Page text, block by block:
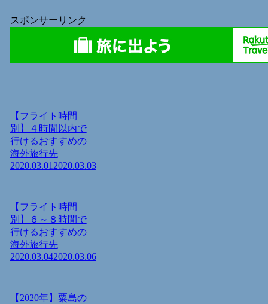
スポンサーリンク
【フライト時間
別】４時間以内で
行けるおすすめの
海外旅行先
2020.03.01 2020.03.03
【フライト時間
別】６～８時間で
行けるおすすめの
海外旅行先
2020.03.042020.03.06
【2020年】粟島の